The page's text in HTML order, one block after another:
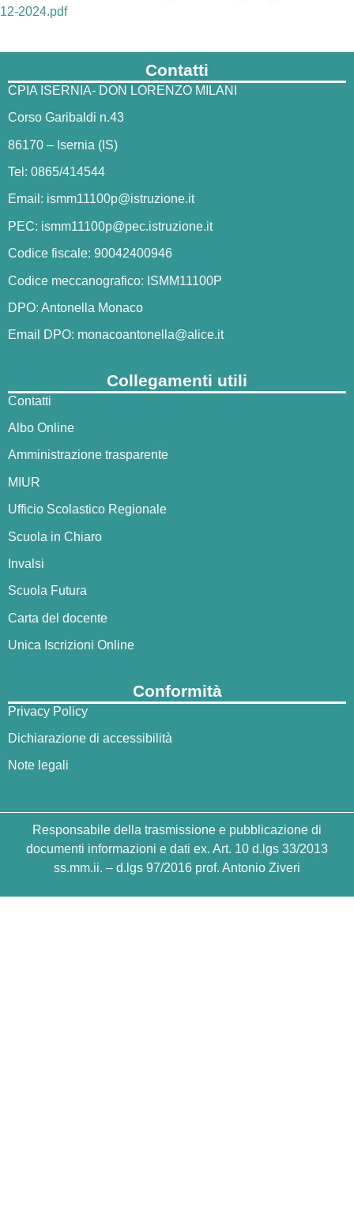
12-2024.pdf
Contatti
CPIA ISERNIA- DON LORENZO MILANI
Corso Garibaldi n.43
86170 – Isernia (IS)
Tel: 0865/414544
Email: ismm11100p@istruzione.it
PEC: ismm11100p@pec.istruzione.it
Codice fiscale: 90042400946
Codice meccanografico: ISMM11100P
DPO: Antonella Monaco
Email DPO: monacoantonella@alice.it
Collegamenti utili
Contatti
Albo Online
Amministrazione trasparente
MIUR
Ufficio Scolastico Regionale
Scuola in Chiaro
Invalsi
Scuola Futura
Carta del docente
Unica Iscrizioni Online
Conformità
Privacy Policy
Dichiarazione di accessibilità
Note legali
Responsabile della trasmissione e pubblicazione di
documenti informazioni e dati ex. Art. 10 d.lgs 33/2013
ss.mm.ii. – d.lgs 97/2016 prof. Antonio Ziveri